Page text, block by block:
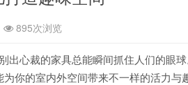
895次浏览
出心裁的家具总能瞬间抓住人们的眼
的室内外空间带来不一样的活力与趣